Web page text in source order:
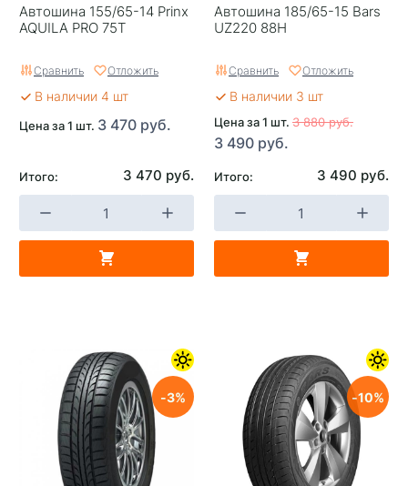
Автошина 155/65-14 Prinx
AQUILA PRO 75T
Сравнить Отложить
В наличии 4 шт
Цена за 1 шт. 3 470 руб.
Итого: 3 470 руб.
Автошина 185/65-15 Bars
UZ220 88H
Сравнить Отложить
В наличии 3 шт
Цена за 1 шт. 3 880 руб.
3 490 руб.
Итого: 3 490 руб.
3 10